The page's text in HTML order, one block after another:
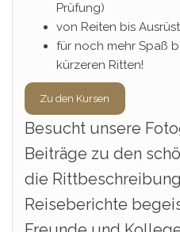
Prüfung)
von Reiten bis
für noch mehr Spaß
kürzeren Ritten!
Zu den Kursen
Besucht unsere
Beiträge zu den
die
Reiseberichte